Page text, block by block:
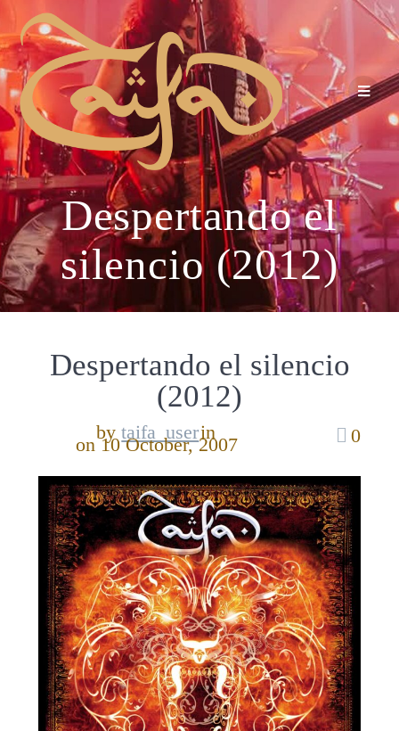
Despertando el
silencio (2012)
Despertando el silencio
(2012)
bytaifa_userin
on 10 October, 2007 0